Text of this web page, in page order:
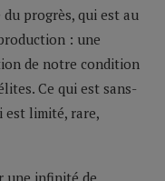
progrès, qui est au
: une
de notre condition
Ce qui est sans-
est limité, rare,
une infinité de